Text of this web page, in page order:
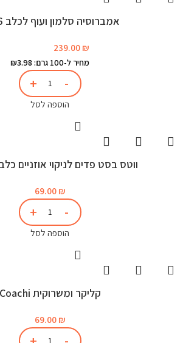
אמברוסיה סלמון ועוף לכלב 6 ק"ג
239.00 ₪
מחיר ל-100 גרם: ₪3.98
הוספה לסל
ווטס בסט פדים לניקוי אוזניים כלבים
69.00 ₪
הוספה לסל
קליקר ומשרוקית Coachi
69.00 ₪